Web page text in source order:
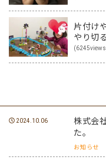
片付け
やり切
2024.10.06
株式会
た。
お知らせ